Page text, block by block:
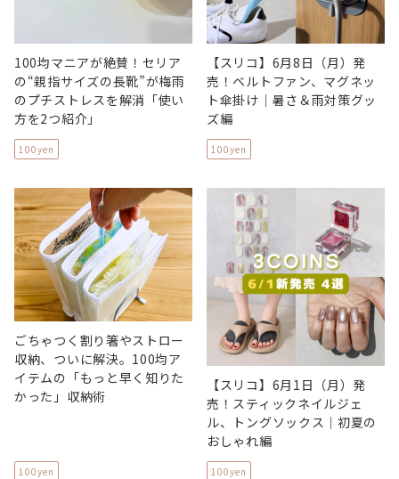
100均マニアが絶賛！セリア
の“親指サイズの長靴”が梅雨
のプチストレスを解消「使い
方を2つ紹介」
100yen
【スリコ】6月8日（月）発
売！ベルトファン、マグネッ
ト傘掛け｜暑さ＆雨対策グッ
ズ編
100yen
ごちゃつく割り箸やストロー
収納、ついに解決。100均ア
イテムの「もっと早く知りた
かった」収納術
100yen
【スリコ】6月1日（月）発
売！スティックネイルジェ
ル、トングソックス｜初夏の
おしゃれ編
100yen